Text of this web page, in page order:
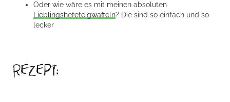
Oder wie wäre es mit meinen absoluten
Lieblingshefeteigwaffeln? Die sind so einfach und so
lecker
Rezept: